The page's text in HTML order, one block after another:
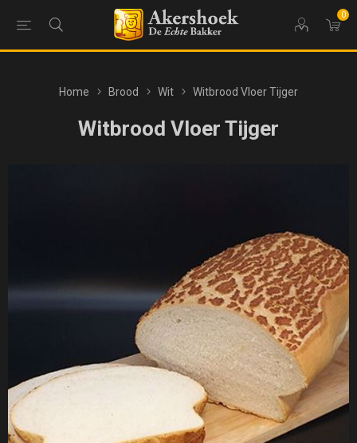
0
Home Brood Wit Witbrood Vloer Tijger
Witbrood Vloer Tijger